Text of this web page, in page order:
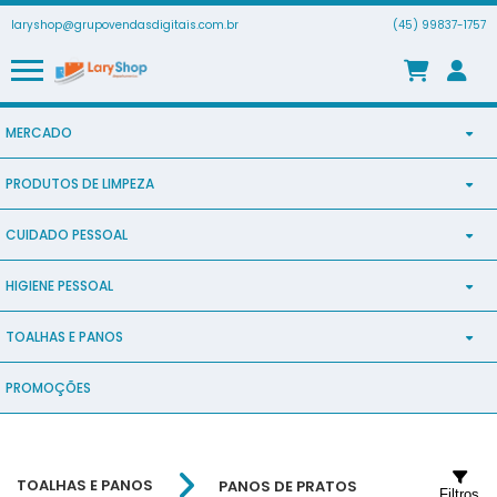
laryshop@grupovendasdigitais.com.br (45) 99837-1757
MERCADO
BISCOITOS
DOCE DE LEITE
TORRADAS
SOPÃO
ENERGÉTICO
PRODUTOS DE LIMPEZA
PURO CUIDADO
SABÃO LIQUIDO
SABÃO EM PÓ
AMACIANTES
CUIDADO PESSOAL
CREME PARA PENTEAR
KIT SHAMPOO + CONDICIONADOR
SHAMPOO
HIGIENE PESSOAL
LENÇOS UMEDECIDOS
SHAMPOO E CUIDADOS CAPILAR
TOALHAS E PANOS
TOALHAS
TOALHAS DE BANHO
PROMOÇÕES
TOALHAS E PANOS PANOS DE PRATOS